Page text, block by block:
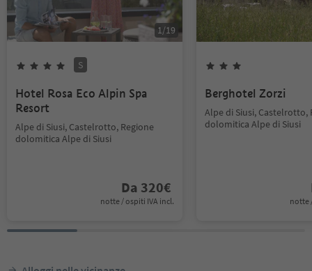
1/19
S
Hotel Rosa Eco Alpin Spa
Resort
Alpe di Siusi, Castelrotto, Regione
dolomitica Alpe di Siusi
Da 320€
notte / ospiti IVA incl.
Berghotel Zorzi
Alpe di Siusi, Castelrotto,
dolomitica Alpe di Siusi
notte